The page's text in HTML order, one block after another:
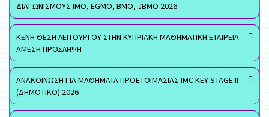
ΔΙΑΓΩΝΙΣΜΟΥΣ ΙΜΟ, EGMO, ΒΜΟ, JBMO 2026
ΚΕΝΗ ΘΕΣΗ ΛΕΙΤΟΥΡΓΟΥ ΣΤΗΝ ΚΥΠΡΙΑΚΗ ΜΑΘΗΜΑΤΙΚΗ ΕΤΑΙΡΕΙΑ -
ΑΜΕΣΗ ΠΡΟΣΛΗΨΗ
ΑΝΑΚΟΙΝΩΣΗ ΓΙΑ ΜΑΘΗΜΑΤΑ ΠΡΟΕΤΟΙΜΑΣΙΑΣ IMC KEY STAGE II
(ΔΗΜΟΤΙΚΟ) 2026